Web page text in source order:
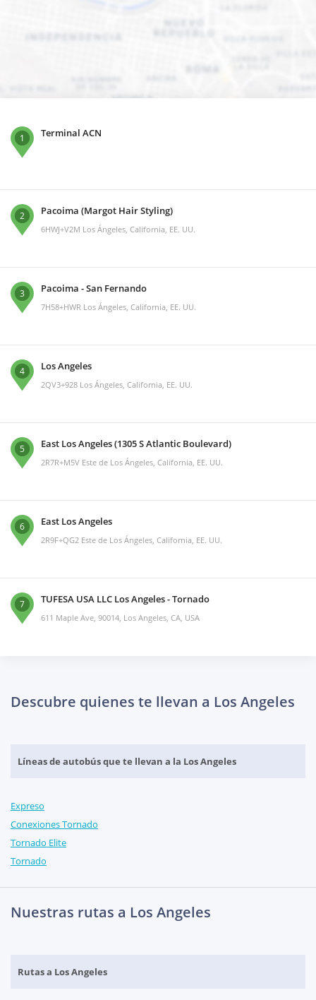
1 Terminal ACN
2 Pacoima (Margot Hair Styling)
6HWJ+V2M Los Ángeles, California, EE. UU.
3 Pacoima - San Fernando
7H58+HWR Los Ángeles, California, EE. UU.
4 Los Angeles
2QV3+928 Los Ángeles, California, EE. UU.
5 East Los Angeles (1305 S Atlantic Boulevard)
2R7R+M5V Este de Los Ángeles, California, EE. UU.
6 East Los Angeles
2R9F+QG2 Este de Los Ángeles, California, EE. UU.
7 TUFESA USA LLC Los Angeles - Tornado
611 Maple Ave, 90014, Los Angeles, CA, USA
Descubre quienes te llevan a Los Angeles
Líneas de autobús que te llevan a la Los Angeles
Expreso
Conexiones Tornado
Tornado Elite
Tornado
Nuestras rutas a Los Angeles
Rutas a Los Angeles